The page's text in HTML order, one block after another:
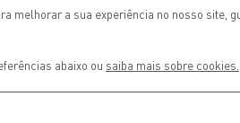
melhorar a sua experiência no nosso site,
abaixo ou saiba mais sobre cookies.